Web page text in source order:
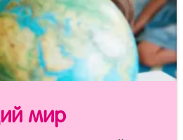
мир